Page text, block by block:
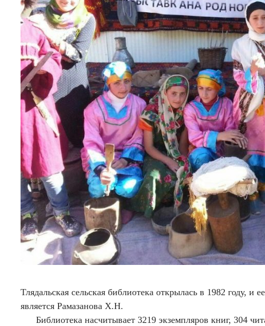
Тлядальская сельская библиотека открылась в 1982 году, и
является Рамазанова Х.Н.
Библиотека насчитывает 3219 экземпляров книг, 304